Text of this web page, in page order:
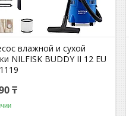
влажной и сухой
NILFISK BUDDY II 12 EU
₸